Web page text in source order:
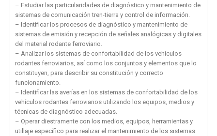
– Estudiar las particularidades de diagnóstico y mantenimiento de
sistemas de comunicación tren-tierra y control de información.
– Identificar los procesos de diagnóstico y mantenimiento de
sistemas de emisión y recepción de señales analógicas y digitales
del material rodante ferroviario.
– Analizar los sistemas de confortabilidad de los vehículos
rodantes ferroviarios, así como los conjuntos y elementos que lo
constituyen, para describir su constitución y correcto
funcionamiento.
– Identificar las averías en los sistemas de confortabilidad de los
vehículos rodantes ferroviarios utilizando los equipos, medios y
técnicas de diagnóstico adecuadas.
– Operar diestramente con los medios, equipos, herramientas y
utillaje específico para realizar el mantenimiento de los sistemas